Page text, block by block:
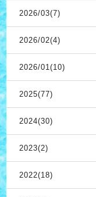
2026/03(7)
2026/02(4)
2026/01(10)
2025(77)
2024(30)
2023(2)
2022(18)